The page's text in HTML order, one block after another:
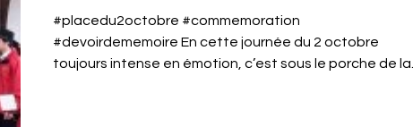
#placedu2octobre #commemoration
#devoirdememoire En cette journée du 2 octobre
toujours intense en émotion, c’est sous le porche de la...